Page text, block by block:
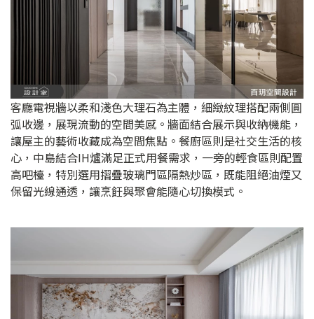
客廳電視牆以柔和淺色大理石為主體，細緻紋理搭配兩側圓
弧收邊，展現流動的空間美感。牆面結合展示與收納機能，
讓屋主的藝術收藏成為空間焦點。餐廚區則是社交生活的核
心，中島結合IH爐滿足正式用餐需求，一旁的輕食區則配置
高吧檯，特別選用摺疊玻璃門區隔熱炒區，既能阻絕油煙又
保留光線通透，讓烹飪與聚會能隨心切換模式。